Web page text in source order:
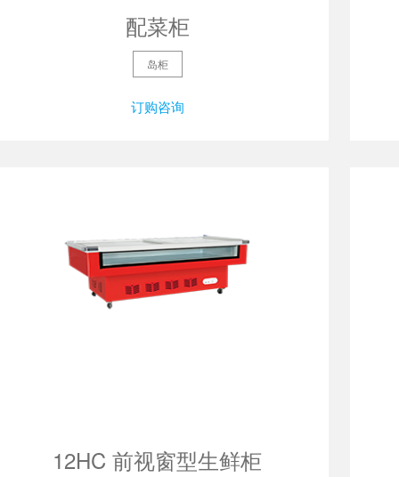
配菜柜
岛柜
订购咨询
12HC 前视窗型生鲜柜